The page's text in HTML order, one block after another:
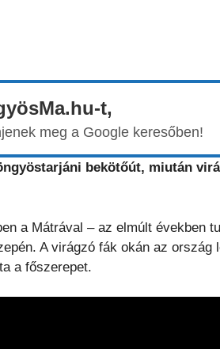
t,
meg a Google keresőben!
bekötőút, miután
a Mátrával – az elmúlt években
A virágzó fák okán az ország
a főszerepet.